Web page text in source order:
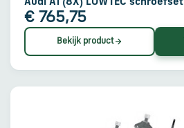
€ 765,75
Bekijk product